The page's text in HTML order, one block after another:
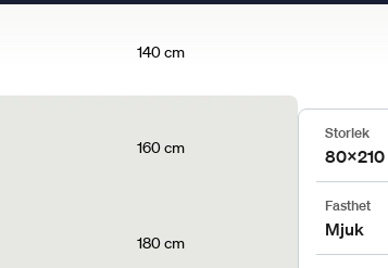
140 cm
160 cm
180 cm
Storlek
80x210
Fasthet
Mjuk